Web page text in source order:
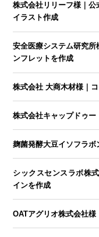
株式会社リリーフ様｜
イラスト作成
安全医療システム研究
ンフレットを作成
株式会社 大商木材様｜
株式会社キャップドゥ
麹菌発酵大豆イソフラ
シックスセンスラボ株
インを作成
OATアグリオ株式会社